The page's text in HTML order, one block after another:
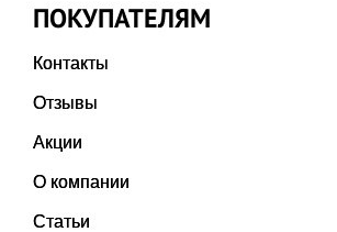
ПОКУПАТЕЛЯМ
Контакты
Отзывы
Акции
О компании
Статьи